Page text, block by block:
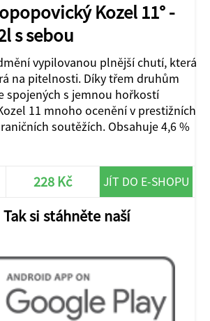
Kozel 11° -
s sebou
vypilovanou plnější chutí, která
na pitelnosti. Díky třem druhům
spojených s jemnou hořkostí
11 mnoho ocenění v prestižních
soutěžích. Obsahuje 4,6 %
228 Kč JÍT DO E-SHOPU
si stáhněte naší